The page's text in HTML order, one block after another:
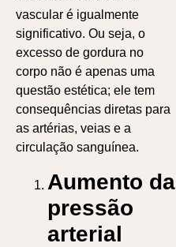
vascular é igualmente
significativo. Ou seja, o
excesso de gordura no
corpo não é apenas uma
questão estética; ele tem
consequências diretas para
as artérias, veias e a
circulação sanguínea.
Aumento da
pressão
arterial